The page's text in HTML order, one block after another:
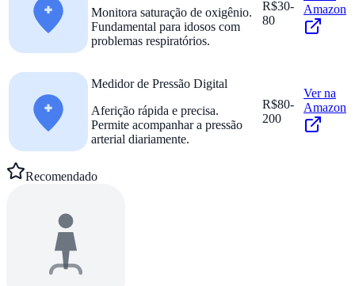
Monitora saturação de oxigênio.
Fundamental para idosos com
problemas respiratórios.
R$30-
80
Amazon
Medidor de Pressão Digital
Aferição rápida e precisa.
Permite acompanhar a pressão
arterial diariamente.
R$80-
200
Ver na
Amazon
Recomendado